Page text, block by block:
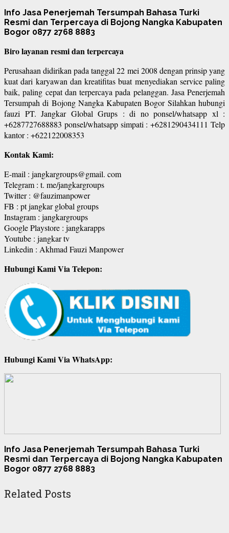
Info Jasa Penerjemah Tersumpah Bahasa Turki
Resmi dan Terpercaya di Bojong Nangka Kabupaten
Bogor 0877 2768 8883
Biro layanan resmi dan terpercaya
Perusahaan didirikan pada tanggal 22 mei 2008 dengan prinsip yang
kuat dari karyawan dan kreatifitas buat menyediakan service paling
baik, paling cepat dan terpercaya pada pelanggan. Jasa Penerjemah
Tersumpah di Bojong Nangka Kabupaten Bogor Silahkan hubungi
fauzi PT. Jangkar Global Grups : di no ponsel/whatsapp xl :
+6287727688883 ponsel/whatsapp simpati : +6281290434111 Telp
kantor : +622122008353
Kontak Kami:
E-mail : jangkargroups@gmail. com
Telegram : t. me/jangkargroups
Twitter : @fauzimanpower
FB : pt jangkar global groups
Instagram : jangkargroups
Google Playstore : jangkarapps
Youtube : jangkar tv
Linkedin : Akhmad Fauzi Manpower
Hubungi Kami Via Telepon:
Hubungi Kami Via WhatsApp:
Info Jasa Penerjemah Tersumpah Bahasa Turki
Resmi dan Terpercaya di Bojong Nangka Kabupaten
Bogor 0877 2768 8883
Related Posts